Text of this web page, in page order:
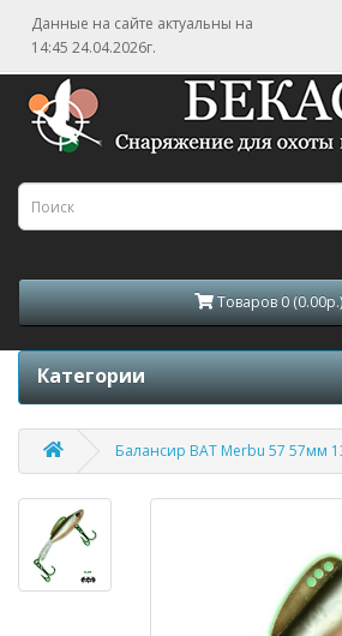
Данные на сайте актуальны на
14:45 24.04.2026г.
Товаров 0 (0.00р.)
Категории
Балансир BAT Merbu 57 57мм